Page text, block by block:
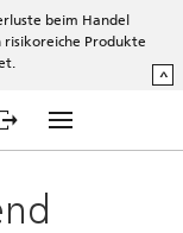
beim Handel
Produkte
^